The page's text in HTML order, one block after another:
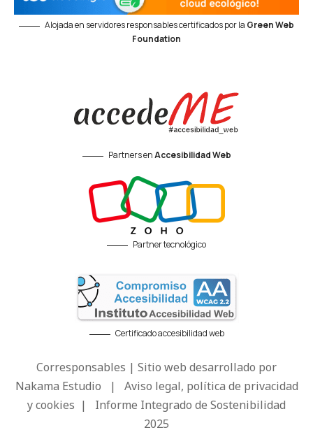
Alojada en servidores responsables certificados por la Green Web
Foundation
Partners enAccesibilidad Web
Partner tecnológico
Certificado accesibilidad web
Corresponsables | Sitio web desarrollado por
Nakama Estudio | Aviso legal, política de privacidad
y cookies | Informe Integrado de Sostenibilidad
2025